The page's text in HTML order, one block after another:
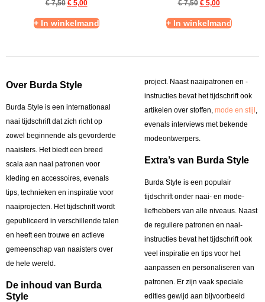
€7,50 €5,00
+ In winkelmand
€7,50 €5,00
+ In winkelmand
Over Burda Style
Burda Style is een internationaal
naai tijdschrift dat zich richt op
zowel beginnende als gevorderde
naaisters. Het biedt een breed
scala aan naai patronen voor
kleding en accessoires, evenals
tips, technieken en inspiratie voor
naaiprojecten. Het tijdschrift wordt
gepubliceerd in verschillende talen
en heeft een trouwe en actieve
gemeenschap van naaisters over
de hele wereld.
De inhoud van Burda
Style
project. Naast naaipatronen en -
instructies bevat het tijdschrift ook
artikelen over stoffen, mode en stijl ,
evenals interviews met bekende
modeontwerpers.
Extra’s van Burda Style
Burda Style is een populair
tijdschrift onder naai- en mode-
liefhebbers van alle niveaus. Naast
de reguliere patronen en naai-
instructies bevat het tijdschrift ook
veel inspiratie en tips voor het
aanpassen en personaliseren van
patronen. Er zijn vaak speciale
edities gewijd aan bijvoorbeeld